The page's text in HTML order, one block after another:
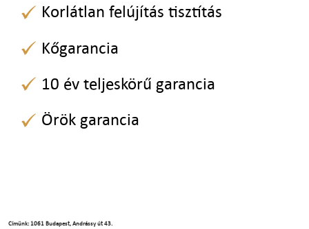
Korlátlan felújítás tisztítás
Kőgarancia
10 év teljeskörű garancia
Örök garancia
Címünk: 1061 Budapest, Andrássy út 43.